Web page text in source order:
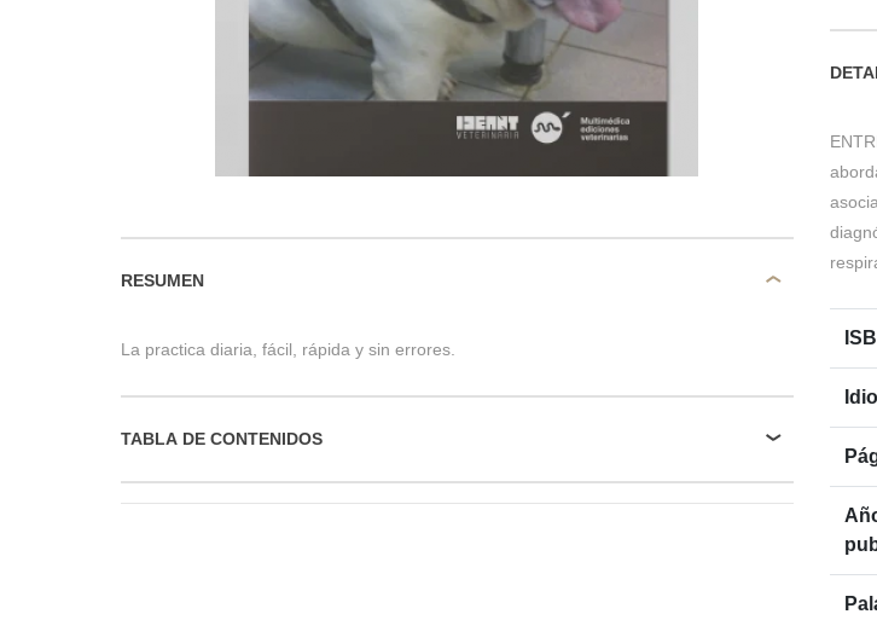
RESUMEN
La practica diaria, fácil, rápida y sin errores.
TABLA DE CONTENIDOS